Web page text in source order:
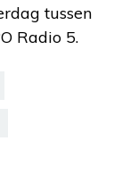
tussen
Radio 5.